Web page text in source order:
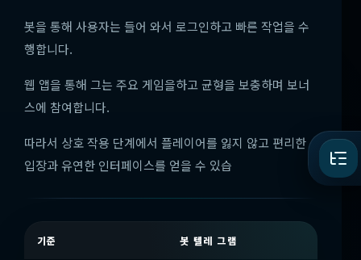
봇을 통해 사용자는 들어 와서 로그인하고 빠른 작업을 수
행합니다.
웹 앱을 통해 그는 주요 게임을하고 균형을 보충하며 보너
스에 참여합니다.
따라서 상호 작용 단계에서 플레이어를 잃지 않고 편리한
입장과 유연한 인터페이스를 얻을 수 있습
기준 봇 텔레 그램